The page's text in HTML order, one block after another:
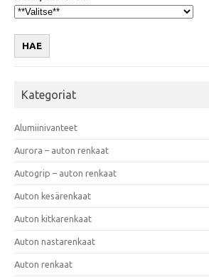
HAE
Kategoriat
Alumiinivanteet
Aurora – auton renkaat
Autogrip – auton renkaat
Auton kesärenkaat
Auton kitkarenkaat
Auton nastarenkaat
Auton renkaat